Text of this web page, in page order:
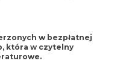
w bezpłatnej
która w czytelny